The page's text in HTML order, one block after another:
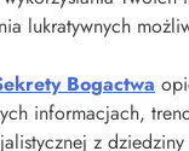
lukratywnych
Bogactwa
informacjach,
z dziedziny